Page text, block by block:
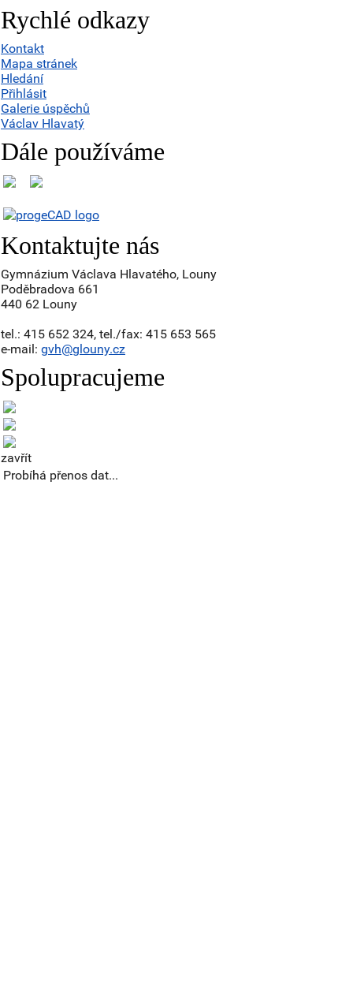
Rychlé odkazy
Kontakt
Mapa stránek
Hledání
Přihlásit
Galerie úspěchů
Václav Hlavatý
Dále používáme
Kontaktujte nás
Gymnázium Václava Hlavatého, Louny
Poděbradova 661
440 62 Louny
tel.: 415 652 324, tel./fax: 415 653 565
e-mail: gvh@glouny.cz
Spolupracujeme
zavřít
Probíhá přenos dat...